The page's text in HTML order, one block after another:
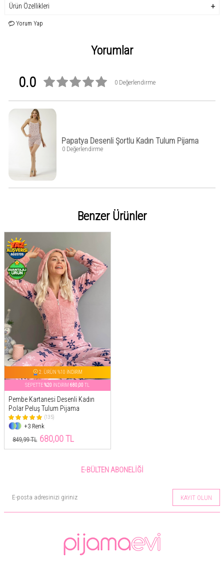
Ürün Özellikleri
Yorum Yap
Yorumlar
0.0 0 Değerlendirme
Papatya Desenli Şortlu Kadın Tulum Pijama
0 Değerlendirme
Benzer Ürünler
2. ÜRÜN %10 İNDİRİM
SEPETTE%20 İNDİRİM680,00 TL
Pembe Kartanesi Desenli Kadın
Polar Peluş Tulum Pijama
(135)
+3 Renk
849,99 TL 680,00 TL
E-BÜLTEN ABONELIĞI
KAYIT OLUN